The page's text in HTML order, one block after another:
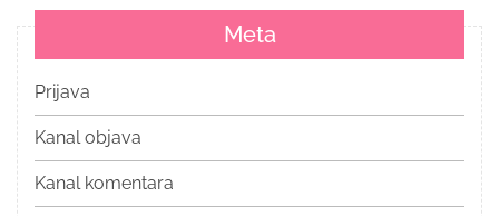
Meta
Prijava
Kanal objava
Kanal komentara